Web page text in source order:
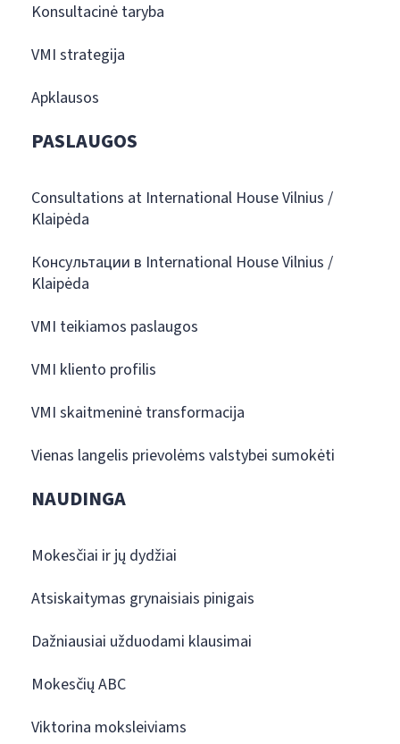
Konsultacinė taryba
VMI strategija
Apklausos
PASLAUGOS
Consultations at International House Vilnius /
Klaipėda
Консультации в International House Vilnius /
Klaipėda
VMI teikiamos paslaugos
VMI kliento profilis
VMI skaitmeninė transformacija
Vienas langelis prievolėms valstybei sumokėti
NAUDINGA
Mokesčiai ir jų dydžiai
Atsiskaitymas grynaisiais pinigais
Dažniausiai užduodami klausimai
Mokesčių ABC
Viktorina moksleiviams